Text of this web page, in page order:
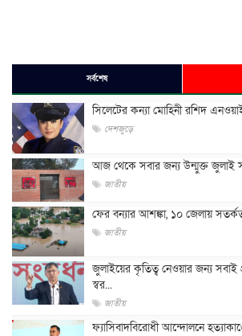
সর্বশেষ
সিলেটের কন্যা মোহিনী রশিদ
দেশজুড়ে
আজ থেকে সবার জন্য উন্মুক্ত জুলাই
জাতীয়
ফের বন্যার আশঙ্কা, ১০ জেলায়
জাতীয়
জুলাইয়ের কৃতিত্ব নেওয়ার জন্য সবাই
স্বর...
জাতীয়
ফ্যাসিবাদবিরোধী আন্দোলনে